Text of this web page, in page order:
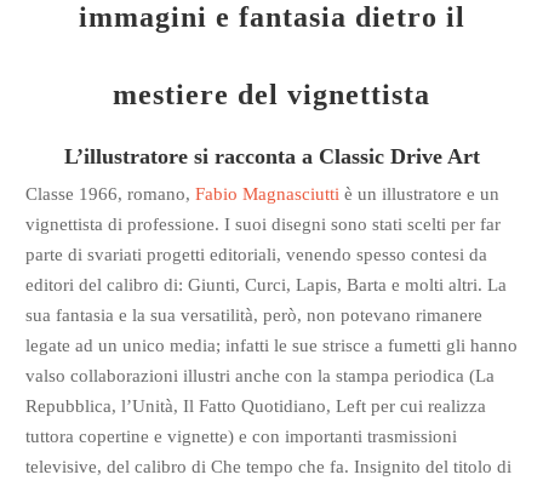
immagini e fantasia dietro il
mestiere del vignettista
L’illustratore si racconta a Classic Drive Art
Classe 1966, romano, Fabio Magnasciutti è un illustratore e un
vignettista di professione. I suoi disegni sono stati scelti per far
parte di svariati progetti editoriali, venendo spesso contesi da
editori del calibro di: Giunti, Curci, Lapis, Barta e molti altri. La
sua fantasia e la sua versatilità, però, non potevano rimanere
legate ad un unico media; infatti le sue strisce a fumetti gli hanno
valso collaborazioni illustri anche con la stampa periodica (La
Repubblica, l’Unità, Il Fatto Quotidiano, Left per cui realizza
tuttora copertine e vignette) e con importanti trasmissioni
televisive, del calibro di Che tempo che fa. Insignito del titolo di